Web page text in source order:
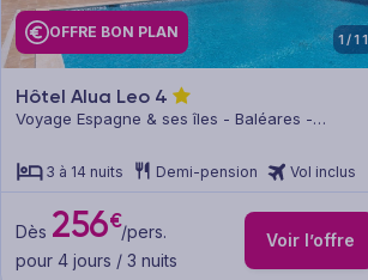
OFFRE BON PLAN 1/11
Hôtel Alua Leo 4
Voyage Espagne & ses îles - Baléares -
3 à 14 nuits Demi-pension Vol inclus
Dès 256€/pers.
pour 4 jours / 3 nuits
Voir l’offre